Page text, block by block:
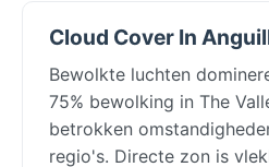
Cloud Cover In
Bewolkte luchten
75% bewolking in The
betrokken
regio's. Directe zon is